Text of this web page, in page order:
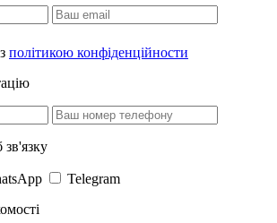
політикою конфіденційности
Telegram